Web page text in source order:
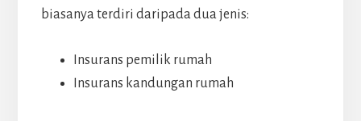
biasanya terdiri daripada dua jenis:
Insurans pemilik rumah
Insurans kandungan rumah